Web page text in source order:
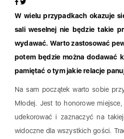
W wielu przypadkach okazuje
sali weselnej nie będzie takie
wydawać. Warto zastosować
potem będzie można dodawać
pamiętać o tym jakie relacje
Na sam początek warto sobie
Młodej. Jest to honorowe
udekorować i zaznaczyć na
widoczne dla wszystkich gości.